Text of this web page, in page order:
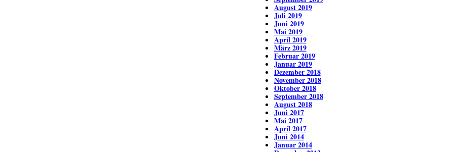
August 2019
Juli 2019
Juni 2019
Mai 2019
April 2019
März 2019
Februar 2019
Januar 2019
Dezember 2018
November 2018
Oktober 2018
September 2018
August 2018
Juni 2017
Mai 2017
April 2017
Juni 2014
Januar 2014